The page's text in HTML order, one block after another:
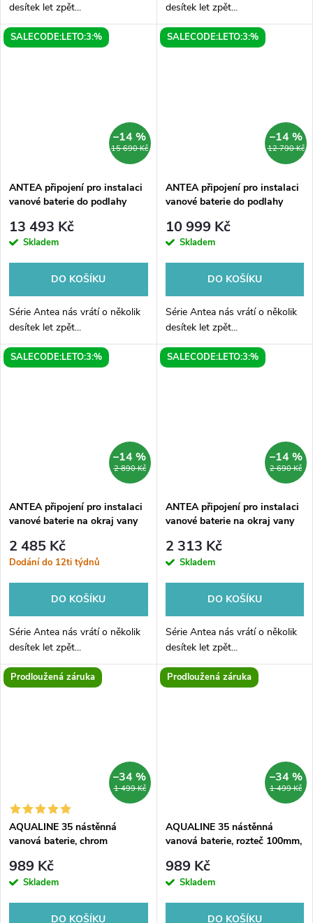
desítek let zpět...
desítek let zpět...
SALECODE:LETO:3:%
15 690 Kč
–14 %
ANTEA připojení pro instalaci
vanové baterie do podlahy
13 493 Kč
Skladem
DO KOŠÍKU
Série Antea nás vrátí o několik
desítek let zpět...
SALECODE:LETO:3:%
12 790 Kč
–14 %
ANTEA připojení pro instalaci
vanové baterie do podlahy
10 999 Kč
Skladem
DO KOŠÍKU
Série Antea nás vrátí o několik
desítek let zpět...
SALECODE:LETO:3:%
2 890 Kč
–14 %
ANTEA připojení pro instalaci
vanové baterie na okraj vany
2 485 Kč
Dodání do 12ti týdnů
DO KOŠÍKU
Série Antea nás vrátí o několik
desítek let zpět...
SALECODE:LETO:3:%
2 690 Kč
–14 %
ANTEA připojení pro instalaci
vanové baterie na okraj vany
2 313 Kč
Skladem
DO KOŠÍKU
Série Antea nás vrátí o několik
desítek let zpět...
Prodloužená záruka
1 499 Kč
–34 %
AQUALINE 35 nástěnná
vanová baterie, chrom
989 Kč
Skladem
DO KOŠÍKU
Prodloužená záruka
1 499 Kč
–34 %
AQUALINE 35 nástěnná
vanová baterie, rozteč 100mm,
989 Kč
Skladem
DO KOŠÍKU